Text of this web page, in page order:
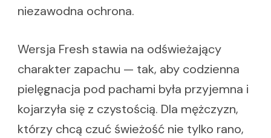
niezawodna ochrona.
Wersja Fresh stawia na odświeżający
charakter zapachu — tak, aby codzienna
pielęgnacja pod pachami była przyjemna i
kojarzyła się z czystością. Dla mężczyzn,
którzy chcą czuć świeżość nie tylko rano,